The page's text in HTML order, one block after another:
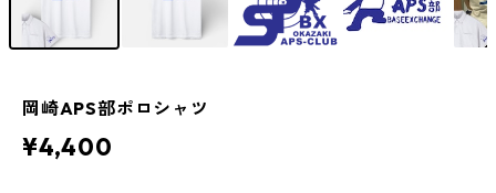
岡崎APS部ポロシャツ
¥4,400